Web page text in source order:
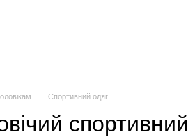
Спортивний одяг
спортивний